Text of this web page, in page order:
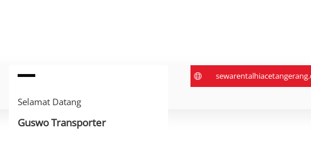
Selamat Datang
Guswo Transporter